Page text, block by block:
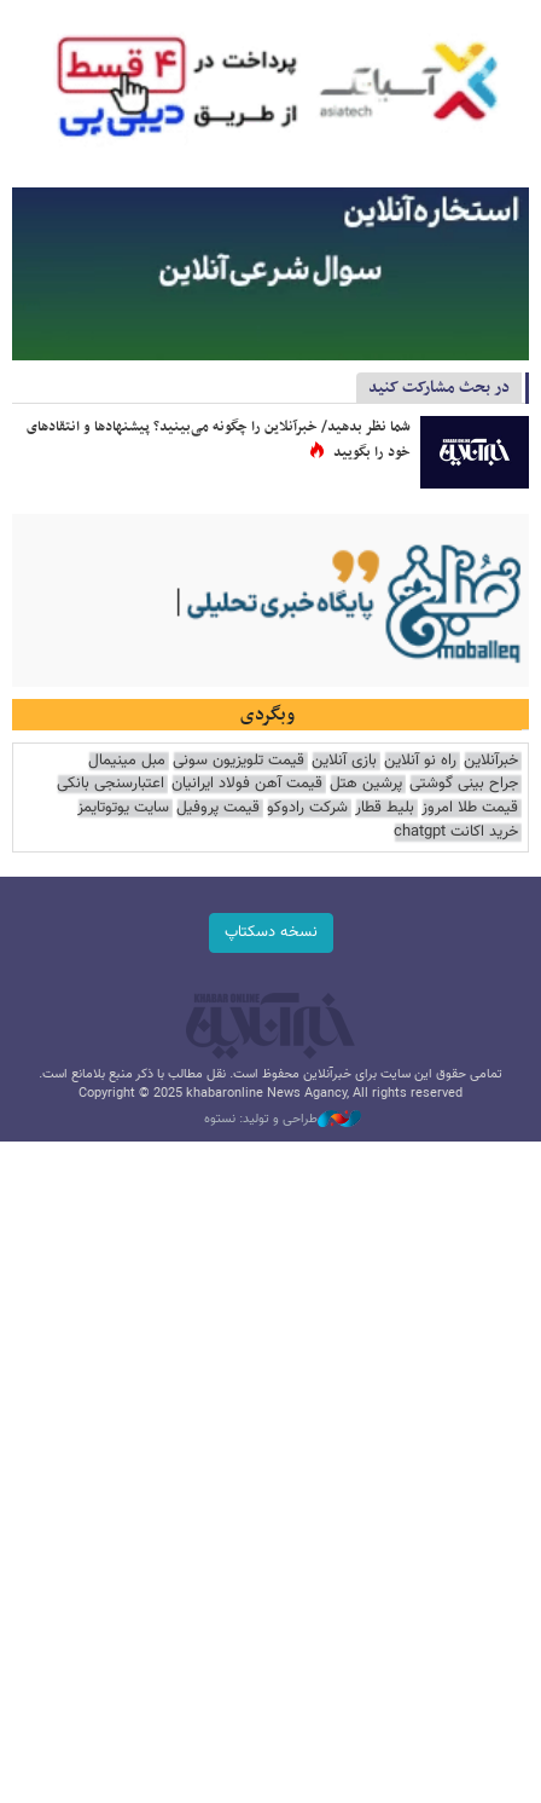
در بحث مشارکت کنید
شما نظر بدهید/ خبرآنلاین را چگونه می‌بینید؟ پیشنهادها و انتقادهای
خود را بگویید
وبگردی
خبرآنلاین راه نو آنلاین بازی آنلاین قیمت تلویزیون سونی مبل مینیمال
جراح بینی گوشتی پرشین هتل قیمت آهن فولاد ایرانیان اعتبارسنجی بانکی
قیمت طلا امروز بلیط قطار شرکت رادوکو قیمت پروفیل سایت یوتوتایمز
خرید اکانت chatgpt
نسخه دسکتاپ
تمامی حقوق این سایت برای خبرآنلاین محفوظ است. نقل مطالب با ذکر منبع بلامانع است.
Copyright © 2025 khabaronline News Agancy, All rights reserved
طراحی و تولید: نستوه